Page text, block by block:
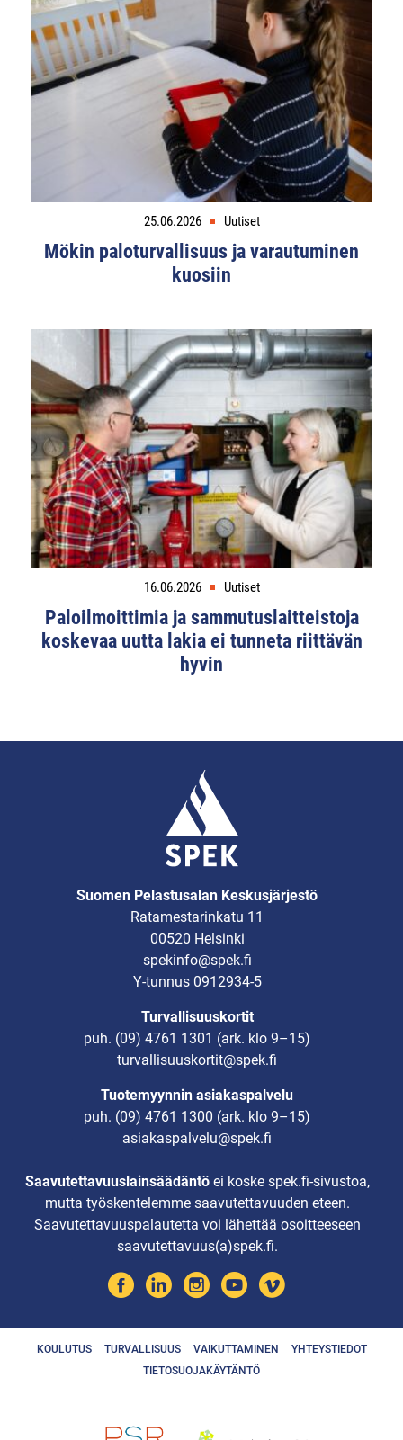
25.06.2026 Uutiset
Mökin paloturvallisuus ja varautuminen
kuosiin
16.06.2026 Uutiset
Paloilmoittimia ja sammutuslaitteistoja
koskevaa uutta lakia ei tunneta riittävän
hyvin
Suomen Pelastusalan Keskusjärjestö
Ratamestarinkatu 11
00520 Helsinki
spekinfo@spek.fi
Y-tunnus 0912934-5
Turvallisuuskortit
puh. (09) 4761 1301 (ark. klo 9–15)
turvallisuuskortit@spek.fi
Tuotemyynnin asiakaspalvelu
puh. (09) 4761 1300 (ark. klo 9–15)
asiakaspalvelu@spek.fi
Saavutettavuuslainsäädäntöei koske spek.fi-sivustoa,
mutta työskentelemme saavutettavuuden eteen.
Saavutettavuuspalautetta voi lähettää osoitteeseen
saavutettavuus(a)spek.fi.
KOULUTUS TURVALLISUUS VAIKUTTAMINEN
YHTEYSTIEDOT
TIETOSUOJAKÄYTÄNTÖ